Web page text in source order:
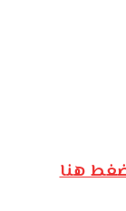
هنا